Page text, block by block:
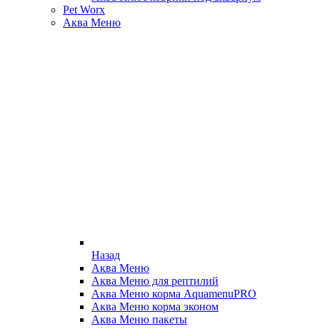
Pet Worx
Аква Меню
Назад
Аква Меню
Аква Меню для рептилий
Аква Меню корма AquamenuPRO
Аква Меню корма эконом
Аква Меню пакеты